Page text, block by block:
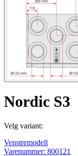
Nordic S3
Velg variant:
Venstremodell
Varenummer: 800121